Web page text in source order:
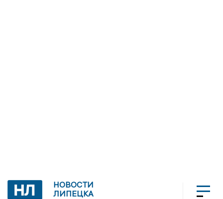
НОВОСТИ
ЛИПЕЦКА